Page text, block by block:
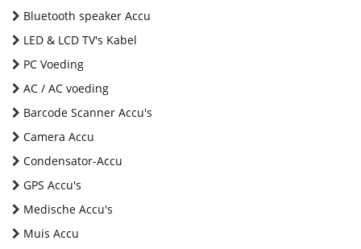
Bluetooth speaker Accu
LED & LCD TV's Kabel
PC Voeding
AC / AC voeding
Barcode Scanner Accu's
Camera Accu
Condensator-Accu
GPS Accu's
Medische Accu's
Muis Accu